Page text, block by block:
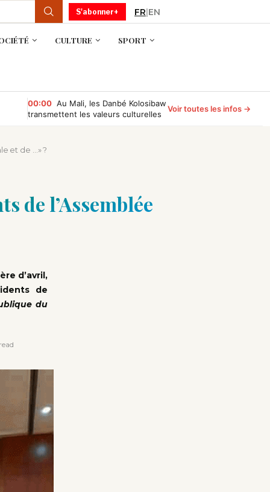
S'abonner+ FR|EN
CULTURE SPORT
00:00 Au Mali, les Danbé Kolosibaw
transmettent les valeurs culturelles
Voir toutes les infos →
et de …» ?
de l’Assemblée
d’avril,
de
du